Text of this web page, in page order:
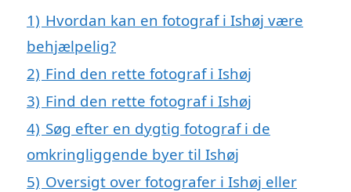
1) Hvordan kan en fotograf i Ishøj være
behjælpelig?
2) Find den rette fotograf i Ishøj
3) Find den rette fotograf i Ishøj
4) Søg efter en dygtig fotograf i de
omkringliggende byer til Ishøj
5) Oversigt over fotografer i Ishøj eller